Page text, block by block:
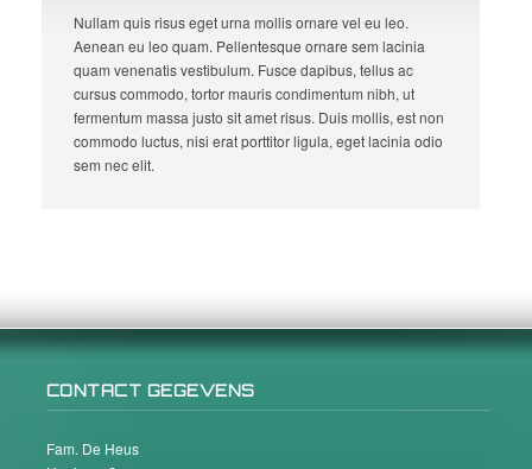
Nullam quis risus eget urna mollis ornare vel eu leo.
Aenean eu leo quam. Pellentesque ornare sem lacinia
quam venenatis vestibulum. Fusce dapibus, tellus ac
cursus commodo, tortor mauris condimentum nibh, ut
fermentum massa justo sit amet risus. Duis mollis, est non
commodo luctus, nisi erat porttitor ligula, eget lacinia odio
sem nec elit.
CONTACT GEGEVENS
Fam. De Heus